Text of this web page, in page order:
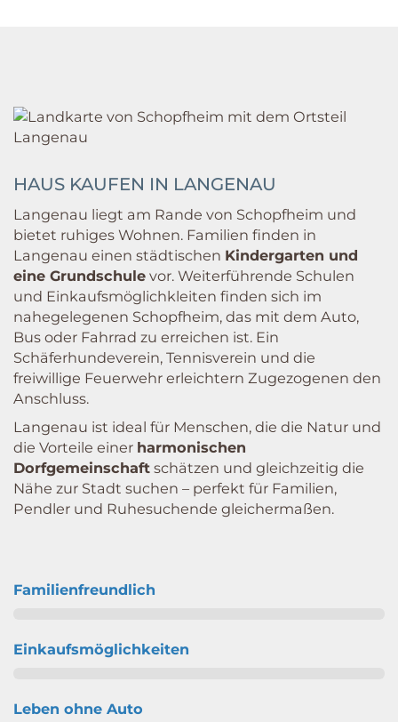
HAUS KAUFEN IN LANGENAU
Langenau liegt am Rande von Schopfheim und
bietet ruhiges Wohnen. Familien finden in
Langenau einen städtischen Kindergarten und
eine Grundschule vor. Weiterführende Schulen
und Einkaufsmöglichkleiten finden sich im
nahegelegenen Schopfheim, das mit dem Auto,
Bus oder Fahrrad zu erreichen ist. Ein
Schäferhundeverein, Tennisverein und die
freiwillige Feuerwehr erleichtern Zugezogenen den
Anschluss.
Langenau ist ideal für Menschen, die die Natur und
die Vorteile einer harmonischen
Dorfgemeinschaft schätzen und gleichzeitig die
Nähe zur Stadt suchen – perfekt für Familien,
Pendler und Ruhesuchende gleichermaßen.
Familienfreundlich
Einkaufsmöglichkeiten
Leben ohne Auto